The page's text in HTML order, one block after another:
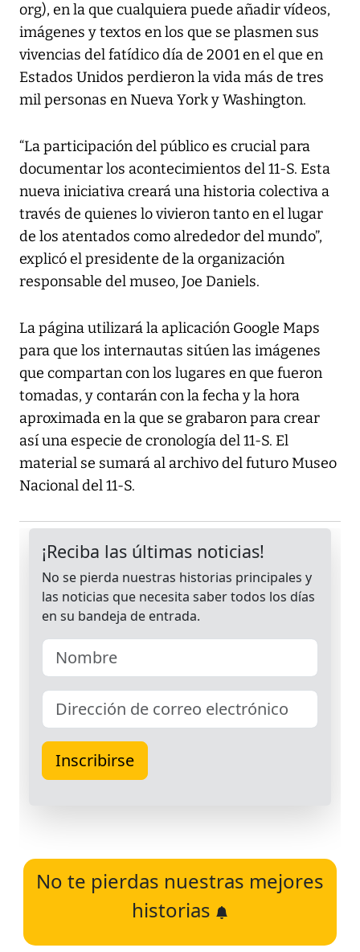
org), en la que cualquiera puede añadir vídeos,
imágenes y textos en los que se plasmen sus
vivencias del fatídico día de 2001 en el que en
Estados Unidos perdieron la vida más de tres
mil personas en Nueva York y Washington.
“La participación del público es crucial para
documentar los acontecimientos del 11-S. Esta
nueva iniciativa creará una historia colectiva a
través de quienes lo vivieron tanto en el lugar
de los atentados como alrededor del mundo”,
explicó el presidente de la organización
responsable del museo, Joe Daniels.
La página utilizará la aplicación Google Maps
para que los internautas sitúen las imágenes
que compartan con los lugares en que fueron
tomadas, y contarán con la fecha y la hora
aproximada en la que se grabaron para crear
así una especie de cronología del 11-S. El
material se sumará al archivo del futuro Museo
Nacional del 11-S.
No te pierdas nuestras mejores
historias